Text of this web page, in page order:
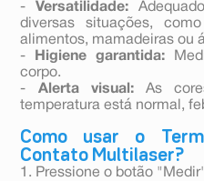
-Versatilidade:
diversas situações,
alimentos, mamadeiras ou
-
Higiene garantida:
corpo.
- Alerta visual:As
temperatura está normal,
Como usar o
Contato Multilaser?
1. Pressione o botão